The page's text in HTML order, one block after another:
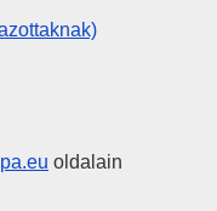
oldalain